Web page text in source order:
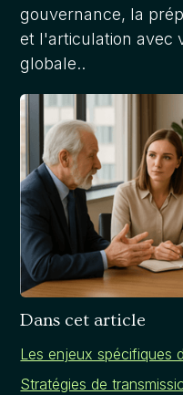
gouvernance, la
et l'articulation avec
globale..
Dans cet article
Les enjeux spécifiques
Stratégies de